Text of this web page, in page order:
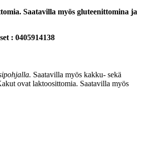
Saatavilla myös gluteenittomina ja
: 0405914138
Saatavilla myös kakku- sekä
ovat laktoosittomia. Saatavilla myös